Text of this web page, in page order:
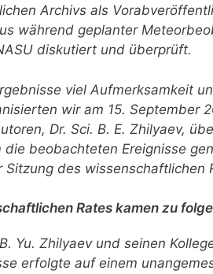
Archivs als
während geplanter
diskutiert und überprüft.
viel Aufmerksamkeit
wir am 15. September
Dr. Sci. B. E. Zhilyaev,
beobachteten Ereignisse
des wissenschaftlichen
Rates kamen zu
Yu. Zhilyaev und seinen
erfolgte auf einem